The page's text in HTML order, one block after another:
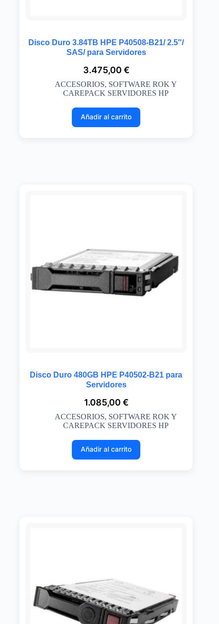
Disco Duro 3.84TB HPE P40508-B21/ 2.5″/
SAS/ para Servidores
3.475,00 €
ACCESORIOS, SOFTWARE ROK Y
CAREPACK SERVIDORES HP
Añadir al carrito
Disco Duro 480GB HPE P40502-B21 para
Servidores
1.085,00 €
ACCESORIOS, SOFTWARE ROK Y
CAREPACK SERVIDORES HP
Añadir al carrito